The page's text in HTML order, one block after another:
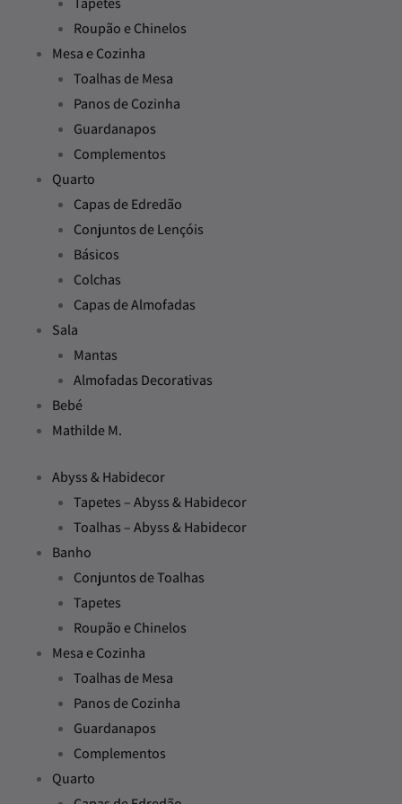
Roupão e Chinelos
Mesa e Cozinha
Toalhas de Mesa
Panos de Cozinha
Guardanapos
Complementos
Quarto
Capas de Edredão
Conjuntos de Lençóis
Básicos
Colchas
Capas de Almofadas
Sala
Mantas
Almofadas Decorativas
Bebé
Mathilde M.
Abyss & Habidecor
Tapetes – Abyss & Habidecor
Toalhas – Abyss & Habidecor
Banho
Conjuntos de Toalhas
Tapetes
Roupão e Chinelos
Mesa e Cozinha
Toalhas de Mesa
Panos de Cozinha
Guardanapos
Complementos
Quarto